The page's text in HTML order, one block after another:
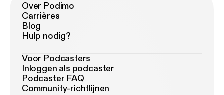
Over Podimo
Carrières
Blog
Hulp nodig?
Voor Podcasters
Inloggen als podcaster
Podcaster FAQ
Community-richtlijnen